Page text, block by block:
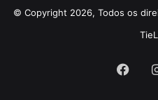
© Copyright 2026, Todos os